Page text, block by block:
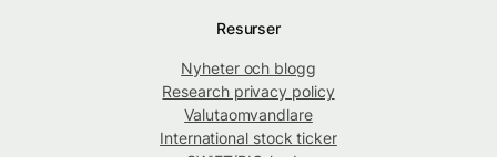
Resurser
Nyheter och blogg
Research privacy policy
Valutaomvandlare
International stock ticker